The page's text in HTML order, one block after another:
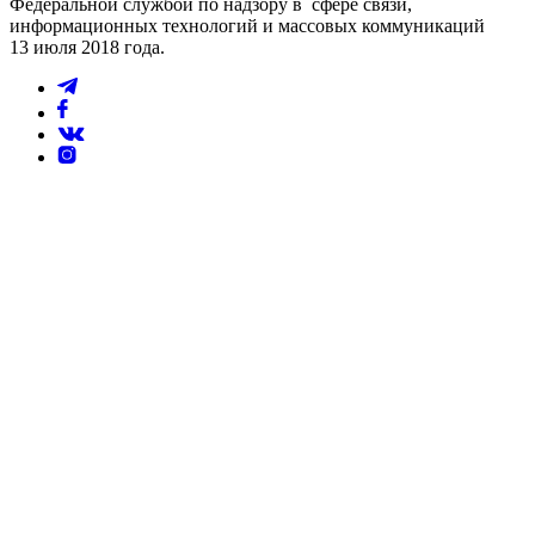
Федеральной службой по надзору в сфере связи,
информационных технологий и массовых коммуникаций
13 июля 2018 года.